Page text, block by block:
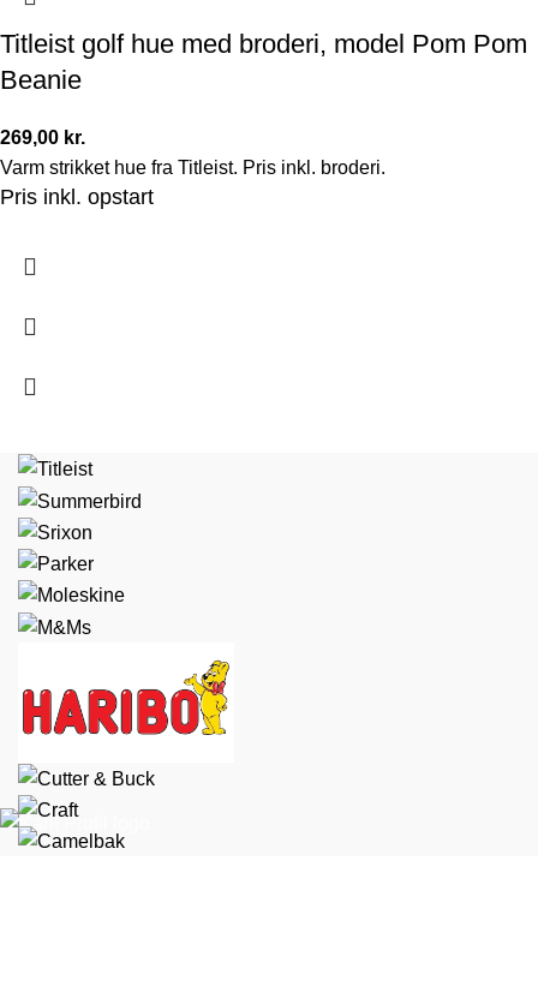
Titleist golf hue med broderi, model Pom Pom
Beanie
269,00 kr.
Varm strikket hue fra Titleist. Pris inkl. broderi.
Pris inkl. opstart